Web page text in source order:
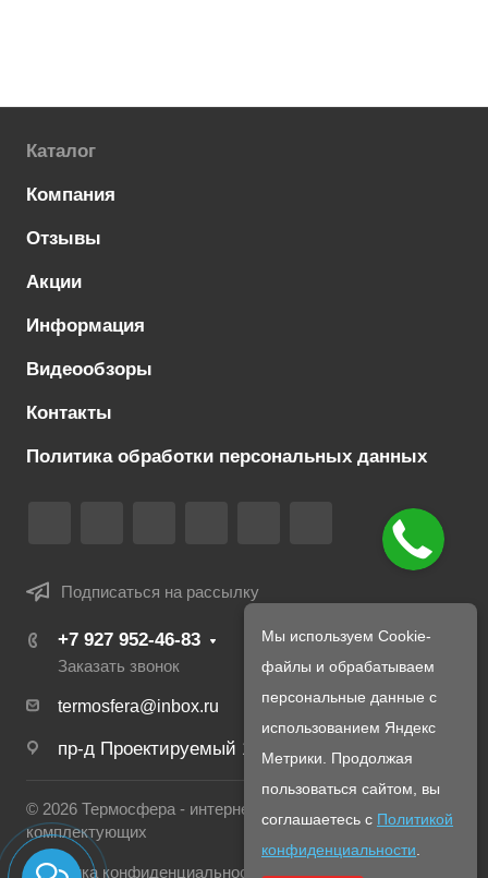
Каталог
Компания
Отзывы
Акции
Информация
Видеообзоры
Контакты
Политика обработки персональных данных
Подписаться на рассылку
+7 927 952-46-83
Заказать звонок
termosfera@inbox.ru
пр-д Проектируемый 1980-й, д. 4
© 2026 Термосфера - интернет магазин печей и
комплектующих
Политика конфиденциальности
Мы используем Cookie-
файлы и обрабатываем
персональные данные с
использованием Яндекс
Метрики. Продолжая
пользоваться сайтом, вы
соглашаетесь с Политикой
конфиденциальности